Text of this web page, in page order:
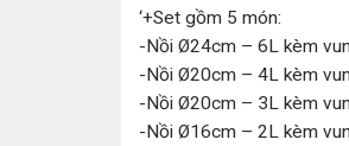
‘+Set gồm 5 món:
-Nồi Ø24cm – 6L kèm
-Nồi Ø20cm – 4L kèm
-Nồi Ø20cm – 3L kèm
-Nồi Ø16cm – 2L kèm